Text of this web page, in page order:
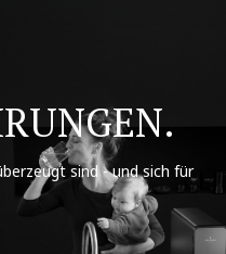
sind - und sich für